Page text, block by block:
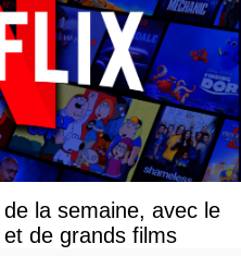
la semaine, avec le
de grands films